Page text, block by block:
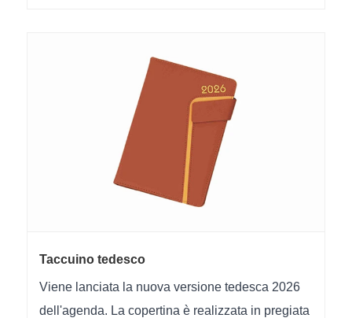
Taccuino tedesco
Viene lanciata la nuova versione tedesca 2026
dell'agenda. La copertina è realizzata in pregiata